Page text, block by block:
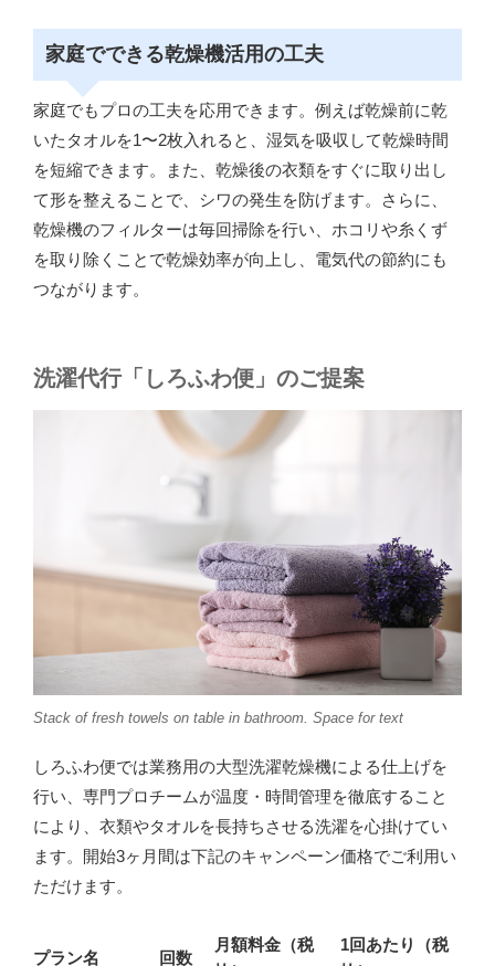
家庭でできる乾燥機活用の工夫
家庭でもプロの工夫を応用できます。例えば乾燥前に乾
いたタオルを1〜2枚入れると、湿気を吸収して乾燥時間
を短縮できます。また、乾燥後の衣類をすぐに取り出し
て形を整えることで、シワの発生を防げます。さらに、
乾燥機のフィルターは毎回掃除を行い、ホコリや糸くず
を取り除くことで乾燥効率が向上し、電気代の節約にも
つながります。
洗濯代行「しろふわ便」のご提案
Stack of fresh towels on table in bathroom. Space for text
しろふわ便では業務用の大型洗濯乾燥機による仕上げを
行い、専門プロチームが温度・時間管理を徹底すること
により、衣類やタオルを長持ちさせる洗濯を心掛けてい
ます。開始3ヶ月間は下記のキャンペーン価格でご利用い
ただけます。
プラン名 回数
月額料金（税
1回あたり（税